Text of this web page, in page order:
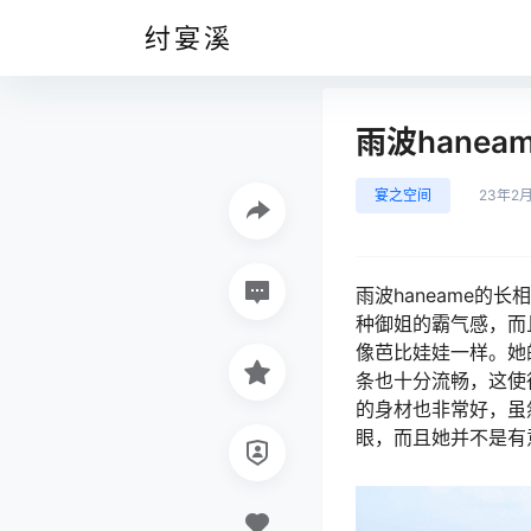
纣宴溪
雨波
宴之空间 23年2
雨波haneame的长
种御姐的霸气感，
像芭比娃娃一样。
条也十分流畅，这
的身材也非常好，
眼，而且她并不是